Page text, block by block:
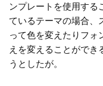
ンプレートを使用する
ているテーマの場合、
って色を変えたりフォ
えを変えることができ
うとしたが。